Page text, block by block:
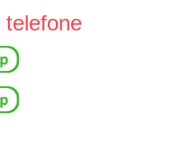
telefone